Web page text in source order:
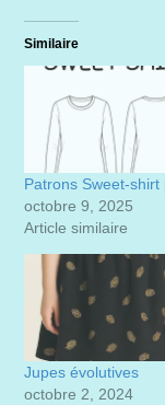
Similaire
Patrons Sweet-shirt
octobre 9, 2025
Article similaire
Jupes évolutives
octobre 2, 2024